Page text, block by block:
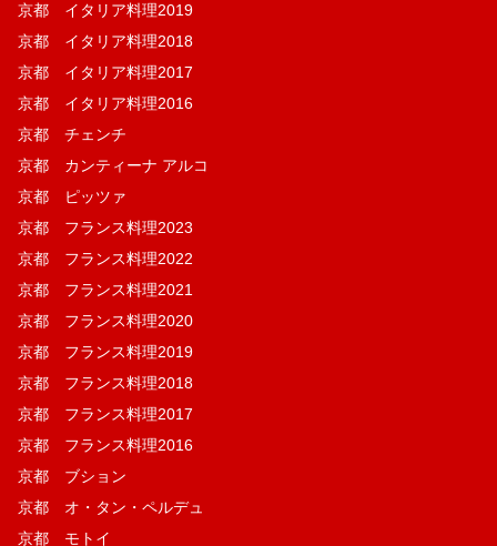
京都 イタリア料理2019
京都 イタリア料理2018
京都 イタリア料理2017
京都 イタリア料理2016
京都 チェンチ
京都 カンティーナ アルコ
京都 ピッツァ
京都 フランス料理2023
京都 フランス料理2022
京都 フランス料理2021
京都 フランス料理2020
京都 フランス料理2019
京都 フランス料理2018
京都 フランス料理2017
京都 フランス料理2016
京都 ブション
京都 オ・タン・ペルデュ
京都 モトイ